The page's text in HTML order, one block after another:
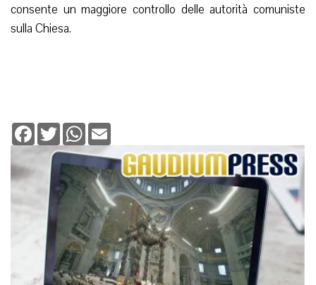
consente un maggiore controllo delle autorità comuniste
sulla Chiesa.
Facebook
TwitterWhatsApp